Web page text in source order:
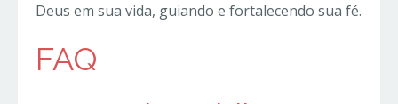
Deus em sua vida, guiando e fortalecendo sua fé.
FAQ